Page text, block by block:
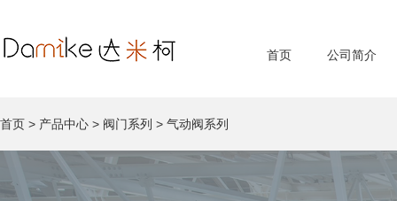
首页 公司简介
首页 > 产品中心 > 阀门系列 > 气动阀系列